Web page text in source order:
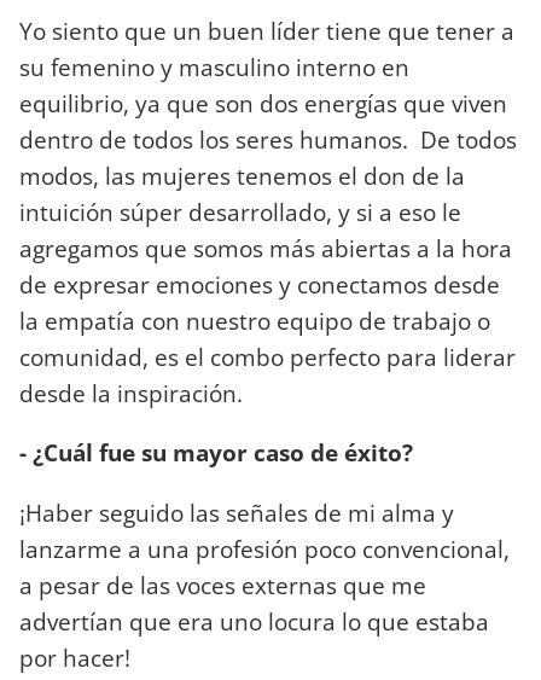
Yo siento que un buen líder tiene que tener a
su femenino y masculino interno en
equilibrio, ya que son dos energías que viven
dentro de todos los seres humanos. De todos
modos, las mujeres tenemos el don de la
intuición súper desarrollado, y si a eso le
agregamos que somos más abiertas a la hora
de expresar emociones y conectamos desde
la empatía con nuestro equipo de trabajo o
comunidad, es el combo perfecto para liderar
desde la inspiración.
- ¿Cuál fue su mayor caso de éxito?
¡Haber seguido las señales de mi alma y
lanzarme a una profesión poco convencional,
a pesar de las voces externas que me
advertían que era uno locura lo que estaba
por hacer!